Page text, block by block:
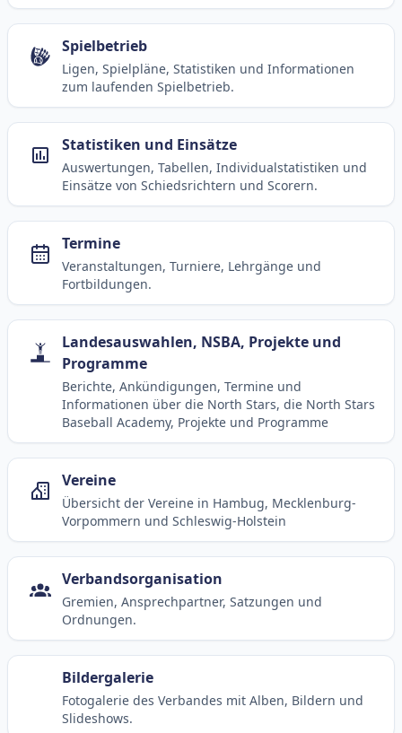
Spielbetrieb
Ligen, Spielpläne, Statistiken und Informationen
zum laufenden Spielbetrieb.
Statistiken und Einsätze
Auswertungen, Tabellen, Individualstatistiken und
Einsätze von Schiedsrichtern und Scorern.
Termine
Veranstaltungen, Turniere, Lehrgänge und
Fortbildungen.
Landesauswahlen, NSBA, Projekte und
Programme
Berichte, Ankündigungen, Termine und
Informationen über die North Stars, die North Stars
Baseball Academy, Projekte und Programme
Vereine
Übersicht der Vereine in Hambug, Mecklenburg-
Vorpommern und Schleswig-Holstein
Verbandsorganisation
Gremien, Ansprechpartner, Satzungen und
Ordnungen.
Bildergalerie
Fotogalerie des Verbandes mit Alben, Bildern und
Slideshows.